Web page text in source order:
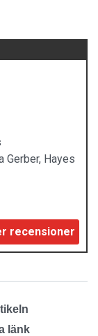
Gerber, Hayes
recensioner
länk